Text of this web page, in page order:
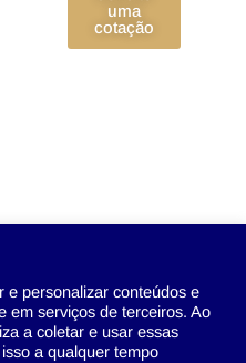
uma
cotação
e personalizar conteúdos e
em serviços de terceiros. Ao
a coletar e usar essas
a qualquer tempo